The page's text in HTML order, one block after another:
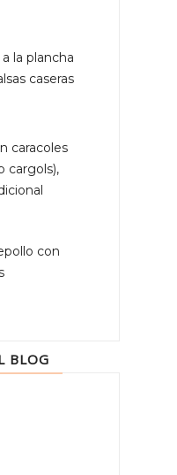
la plancha
caseras
caracoles
cargols),
con
BLOG